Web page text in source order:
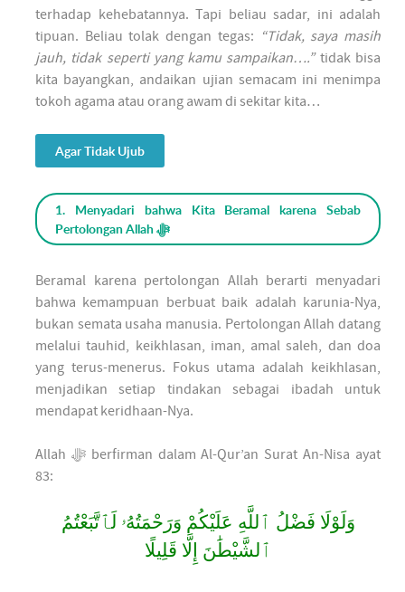
terhadap kehebatannya. Tapi beliau sadar, ini adalah
tipuan. Beliau tolak dengan tegas:
“Tidak, saya masih
jauh, tidak seperti yang kamu sampaikan….”tidak bisa
kita bayangkan, andaikan ujian semacam ini menimpa
tokoh agama atau orang awam di sekitar kita…
Agar Tidak Ujub
1. Menyadari bahwa Kita Beramal karena Sebab
Pertolongan Allah ﷻ
Beramal karena pertolongan Allah berarti menyadari
bahwa kemampuan berbuat baik adalah karunia-Nya,
bukan semata usaha manusia. Pertolongan Allah datang
melalui tauhid, keikhlasan, iman, amal saleh, dan doa
yang terus-menerus. Fokus utama adalah keikhlasan,
menjadikan setiap tindakan sebagai ibadah untuk
mendapat keridhaan-Nya.
Allah ﷻ berfirman dalam Al-Qur’an Surat An-Nisa ayat
83:
وَلَوْلَا فَضْلُ ٱللَّهِ عَلَيْكُمْ وَرَحْمَتُهُۥ لَٱتَّبَعْتُمُ
ٱلشَّيْطَٰنَ إِلَّا قَلِيلًا